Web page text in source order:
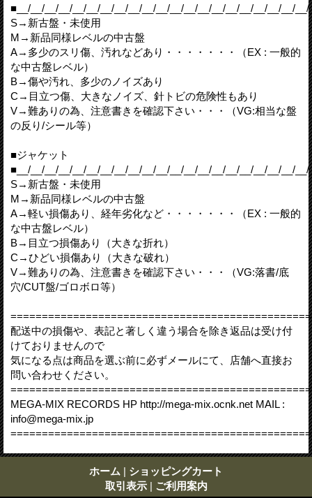
■__/__/__/__/__/__/__/__/__/__/__/__/__/__/__/__/__/__/__/__/
S→新古盤・未使用
M→新品同様レベルの中古盤
A→多少のスリ傷、汚れなどあり・・・・・・・（EX : 一般的
な中古盤レベル）
B→傷や汚れ、多少のノイズあり
C→目立つ傷、大きなノイズ、針トビの危険性もあり
V→難ありの為、注意書きを確認下さい・・・（VG:相当な盤
の反り/シール等）
■ジャケット
■__/__/__/__/__/__/__/__/__/__/__/__/__/__/__/__/__/__/__/__/__/
S→新古盤・未使用
M→新品同様レベルの中古盤
A→軽い損傷あり、経年劣化など・・・・・・・（EX : 一般的
な中古盤レベル）
B→目立つ損傷あり（大きな折れ）
C→ひどい損傷あり（大きな破れ）
V→難ありの為、注意書きを確認下さい・・・（VG:落書/底
穴/CUT盤/ゴロボロ等）
配送中の損傷や、表記と著しく違う場合を除き返品は受け付
けておりませんので
気になる点は商品を選ぶ前に必ずメールにて、店舗へ直接お
問い合わせください。
MEGA-MIX RECORDS HP http://mega-mix.ocnk.net MAIL :
info@mega-mix.jp
ホーム | ショッピングカート
取引表示 | ご利用案内